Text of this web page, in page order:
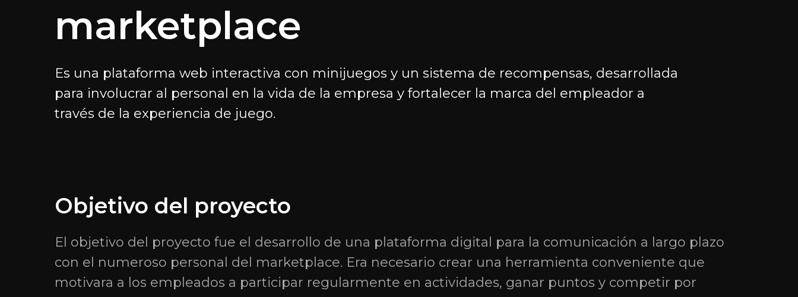
marketplace
Es una plataforma web interactiva con minijuegos y un sistema de recompensas, desarrollada
para involucrar al personal en la vida de la empresa y fortalecer la marca del empleador a
través de la experiencia de juego.
Objetivo del proyecto
El objetivo del proyecto fue el desarrollo de una plataforma digital para la comunicación a largo plazo
con el numeroso personal del marketplace. Era necesario crear una herramienta conveniente que
motivara a los empleados a participar regularmente en actividades, ganar puntos y competir por
WhatsApp
Telegram
Servicios
Pasantías
Carreras
GG.Gratio — desarrollo de
juegos digitales para
pasantías
EvSpace Blog
hello@gratio.tech